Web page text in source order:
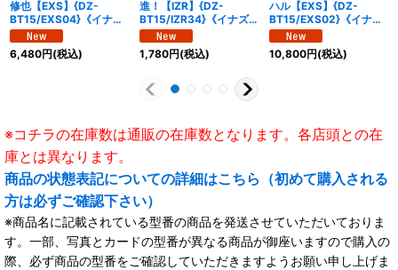
修也【EXS】{DZ-
BT15/EXS04}《イナズ
マイレブン》
6,480円(税込)
進！【IZR】{DZ-
BT15/IZR34}《イナズ
マイレブン》
1,780円(税込)
ハル【EXS】{DZ-
BT15/EXS02}《イナズ
マイレブン》
10,800円(税込)
※コチラの在庫数は通販の在庫数となります。各店頭との在
庫とは異なります。
商品の状態表記についての詳細はこちら（初めて購入される
方は必ずご確認下さい）
※商品名に記載されている型番の商品を発送させていただいておりま
す。一部、写真とカードの型番が異なる商品が御座いますので購入の
際、必ず商品の型番をご確認していただきますようお願い申し上げま